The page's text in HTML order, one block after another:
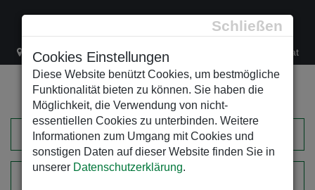
Schließen
Cookies Einstellungen
Diese Website benützt Cookies, um bestmögliche
Funktionalität bieten zu können. Sie haben die
Möglichkeit, die Verwendung von nicht-
essentiellen Cookies zu unterbinden. Weitere
Informationen zum Umgang mit Cookies und
sonstigen Daten auf dieser Website finden Sie in
unserer Datenschutzerklärung.
Lacknergasse 78 +43/1/470 37 00 office@leso.at
EINKAUFSWAGEN